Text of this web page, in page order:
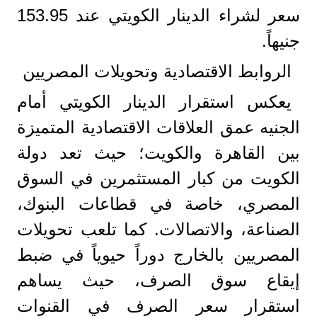
سعر لشراء الدينار الكويتي عند 153.95
جنيهاً.
​الروابط الاقتصادية وتحويلات المصريين
​يعكس استقرار الدينار الكويتي أمام
الجنيه عمق العلاقات الاقتصادية المتميزة
بين القاهرة والكويت؛ حيث تعد دولة
الكويت من كبار المستثمرين في السوق
المصري، خاصة في قطاعات البنوك،
الصناعة، والاتصالات. كما تلعب تحويلات
المصريين بالخارج دوراً حيوياً في ضبط
إيقاع سوق الصرف، حيث يساهم
استقرار سعر الصرف في القنوات